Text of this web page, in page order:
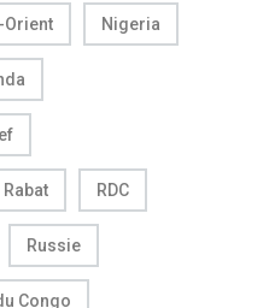
Orient Nigeria
Rabat RDC
Russie
Congo